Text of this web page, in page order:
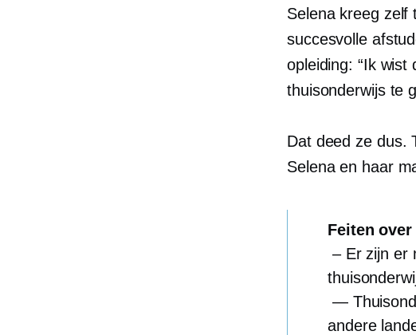
Selena kreeg zelf
succesvolle
opleiding: “Ik
thuisonderwijs te
Dat deed ze dus.
Selena en haar
Feiten
– Er zijn er
—
andere